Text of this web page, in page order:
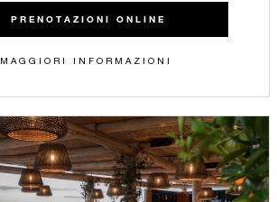
PRENOTAZIONI ONLINE
MAGGIORI INFORMAZIONI